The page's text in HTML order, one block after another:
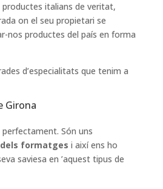
italians de veritat,
on el seu propietari se
nos productes del país en forma
d’especialitats que tenim a
Girona
Són uns
formatges i així ens ho
saviesa en ’aquest tipus de